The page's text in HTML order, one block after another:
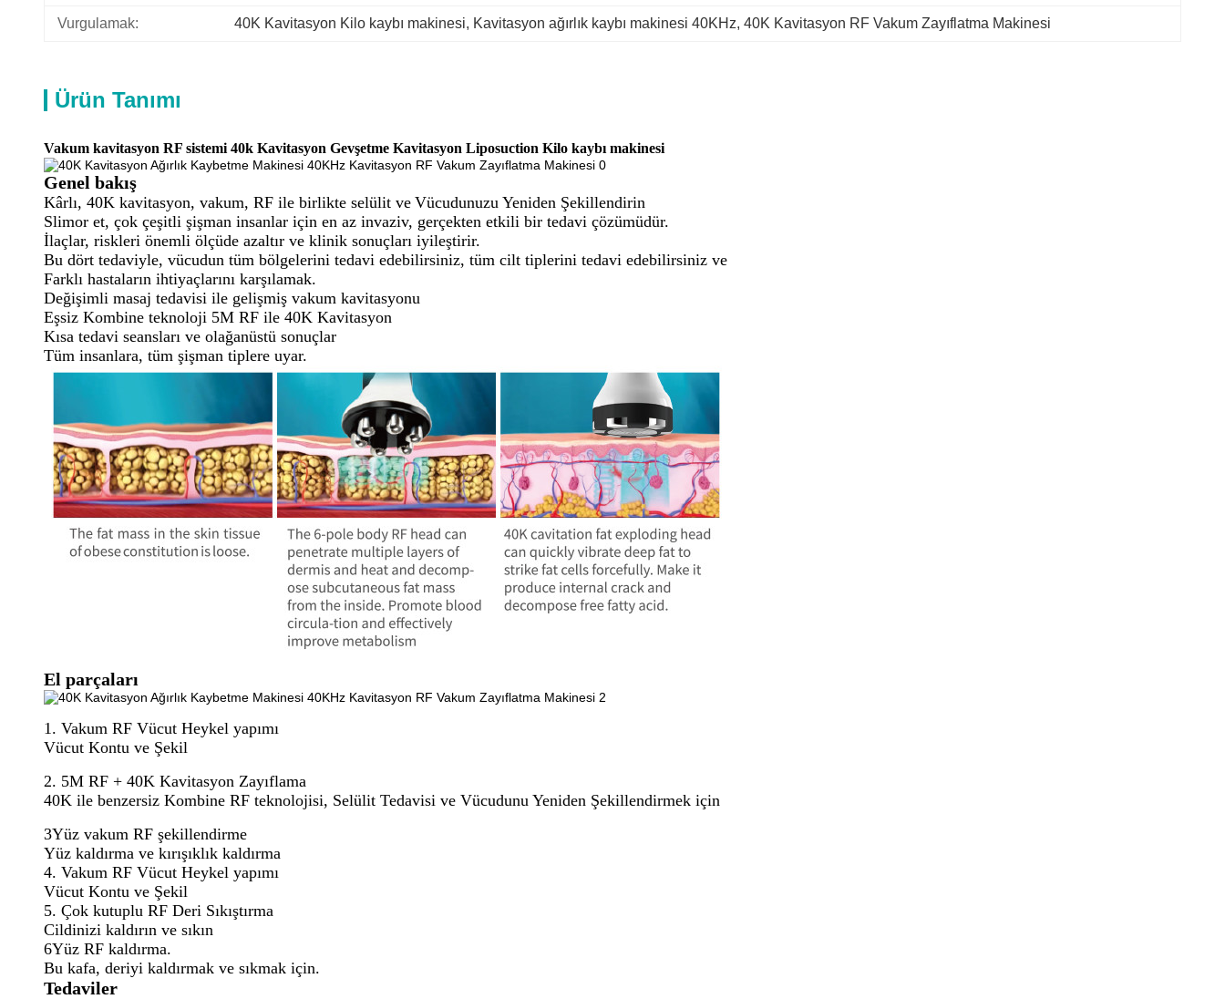
Vurgulamak: 40K Kavitasyon Kilo kaybı makinesi, Kavitasyon ağırlık kaybı makinesi 40KHz, 40K Kavitasyon RF Vakum Zayıflatma Makinesi
Ürün Tanımı
Vakum kavitasyon RF sistemi 40k Kavitasyon Gevşetme Kavitasyon Liposuction Kilo kaybı makinesi
Genel bakış
Kârlı, 40K kavitasyon, vakum, RF ile birlikte selülit ve Vücudunuzu Yeniden Şekillendirin
Slimor et, çok çeşitli şişman insanlar için en az invaziv, gerçekten etkili bir tedavi çözümüdür.
İlaçlar, riskleri önemli ölçüde azaltır ve klinik sonuçları iyileştirir.
Bu dört tedaviyle, vücudun tüm bölgelerini tedavi edebilirsiniz, tüm cilt tiplerini tedavi edebilirsiniz ve
Farklı hastaların ihtiyaçlarını karşılamak.
Değişimli masaj tedavisi ile gelişmiş vakum kavitasyonu
Eşsiz Kombine teknoloji 5M RF ile 40K Kavitasyon
Kısa tedavi seansları ve olağanüstü sonuçlar
Tüm insanlara, tüm şişman tiplere uyar.
El parçaları
1. Vakum RF Vücut Heykel yapımı
Vücut Kontu ve Şekil
2. 5M RF + 40K Kavitasyon Zayıflama
40K ile benzersiz Kombine RF teknolojisi, Selülit Tedavisi ve Vücudunu Yeniden Şekillendirmek için
3Yüz vakum RF şekillendirme
Yüz kaldırma ve kırışıklık kaldırma
4. Vakum RF Vücut Heykel yapımı
Vücut Kontu ve Şekil
5. Çok kutuplu RF Deri Sıkıştırma
Cildinizi kaldırın ve sıkın
6Yüz RF kaldırma.
Bu kafa, deriyi kaldırmak ve sıkmak için.
Tedaviler